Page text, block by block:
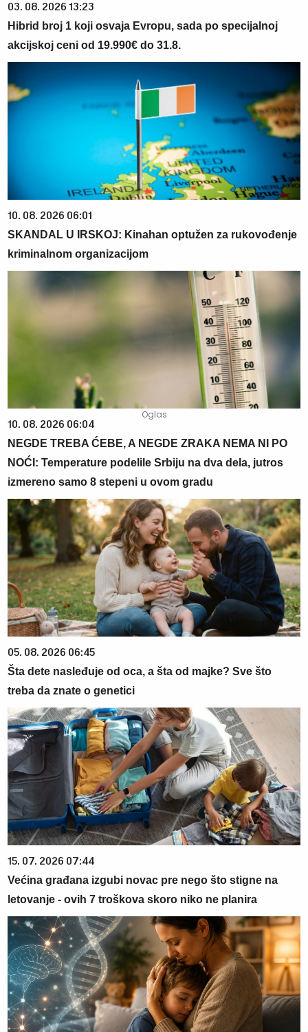
03. 08. 2026 13:23
Hibrid broj 1 koji osvaja Evropu, sada po specijalnoj
akcijskoj ceni od 19.990€ do 31.8.
10. 08. 2026 06:01
SKANDAL U IRSKOJ: Kinahan optužen za rukovođenje
kriminalnom organizacijom
10. 08. 2026 06:04
NEGDE TREBA ĆEBE, A NEGDE ZRAKA NEMA NI PO
NOĆI: Temperature podelile Srbiju na dva dela, jutros
izmereno samo 8 stepeni u ovom gradu
05. 08. 2026 06:45
Šta dete nasleđuje od oca, a šta od majke? Sve što
treba da znate o genetici
15. 07. 2026 07:44
Većina građana izgubi novac pre nego što stigne na
letovanje - ovih 7 troškova skoro niko ne planira